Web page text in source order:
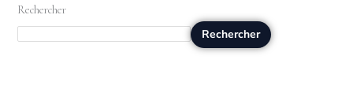
Rechercher
Rechercher